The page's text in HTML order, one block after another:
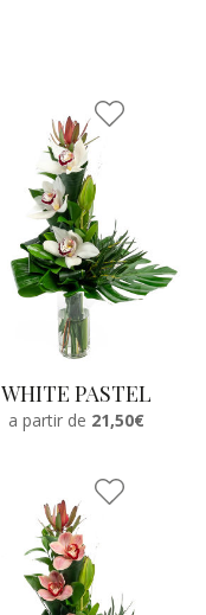
WHITE PASTEL
a partir de 21,50€